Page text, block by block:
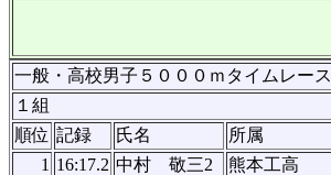
一般・高校男子５０００ｍタイムレース
１組
順位 記録 氏名 所属
1 16:17.2 中村 敬三2 熊本工高